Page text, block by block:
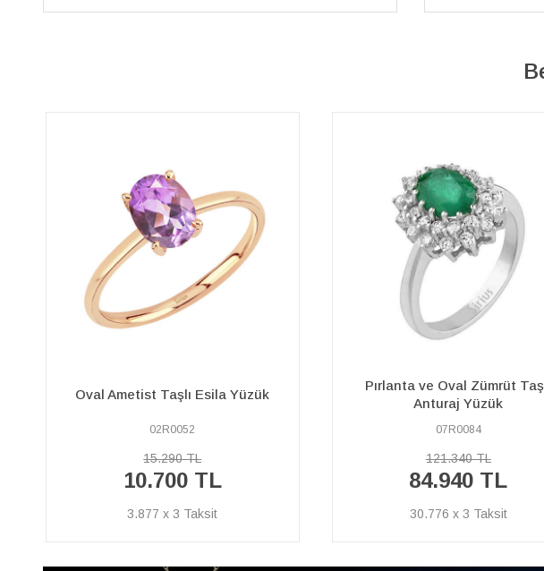
Pırlanta ve Oval Zümrüt Taşlı
Anturaj Yüzük
07R0084
121.340 TL
84.940 TL
30.776 x 3
Pırlanta ve Prenses Kesim
Topaz Freyja Yüzük
23R0184
%40
İNDİRİM
38.010 TL
22.810
8.265 x 3